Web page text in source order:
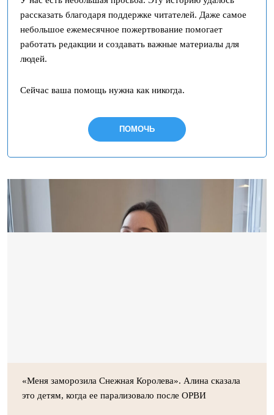
рассказать благодаря поддержке читателей. Даже самое
небольшое ежемесячное пожертвование помогает
работать редакции и создавать важные материалы для
людей.
Сейчас ваша помощь нужна как никогда.
ПОМОЧЬ
«Меня заморозила Снежная Королева». Алина сказала
это детям, когда ее парализовало после ОРВИ